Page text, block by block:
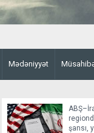
Mədəniyyət
şansı,